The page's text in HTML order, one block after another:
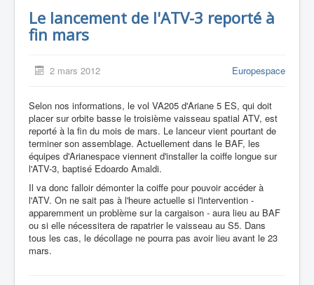
Le lancement de l'ATV-3 reporté à
fin mars
2 mars 2012 Europespace
Selon nos informations, le vol VA205 d'Ariane 5 ES, qui doit
placer sur orbite basse le troisième vaisseau spatial ATV, est
reporté à la fin du mois de mars. Le lanceur vient pourtant de
terminer son assemblage. Actuellement dans le BAF, les
équipes d'Arianespace viennent d'installer la coiffe longue sur
l'ATV-3, baptisé Edoardo Amaldi.
Il va donc falloir démonter la coiffe pour pouvoir accéder à
l'ATV. On ne sait pas à l'heure actuelle si l'intervention -
apparemment un problème sur la cargaison - aura lieu au BAF
ou si elle nécessitera de rapatrier le vaisseau au S5. Dans
tous les cas, le décollage ne pourra pas avoir lieu avant le 23
mars.